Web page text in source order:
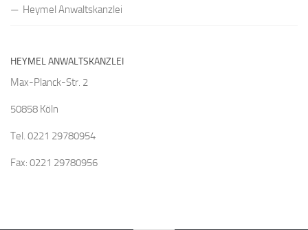
Heymel Anwaltskanzlei
HEYMEL ANWALTSKANZLEI
Max-Planck-Str. 2
50858 Köln
Tel. 0221 29780954
Fax: 0221 29780956